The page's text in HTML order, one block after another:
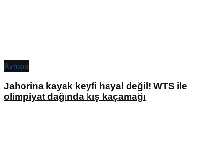
Avrupa
Jahorina kayak keyfi hayal değil! WTS ile
olimpiyat dağında kış kaçamağı